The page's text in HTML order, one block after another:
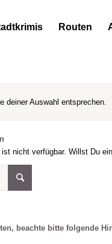
Routen
deiner Auswahl entsprechen.
nicht verfügbar. Willst Du
beachte bitte folgende